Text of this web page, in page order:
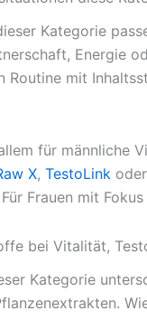
Kategorie
Energie
Routine mit
für männliche
X, TestoLink oder
Frauen mit
bei Vitalität,
Kategorie